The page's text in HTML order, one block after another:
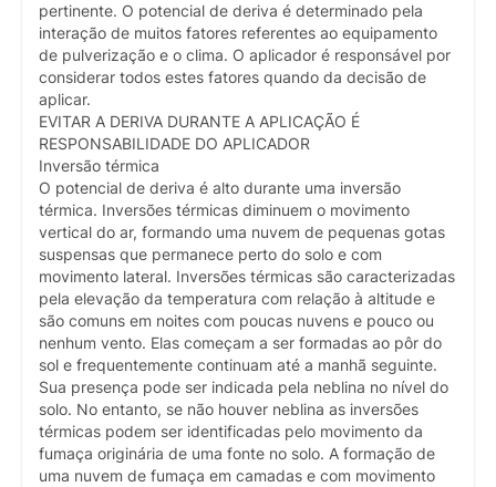
pertinente. O potencial de deriva é determinado pela
interação de muitos fatores referentes ao equipamento
de pulverização e o clima. O aplicador é responsável por
considerar todos estes fatores quando da decisão de
aplicar.
EVITAR A DERIVA DURANTE A APLICAÇÃO É
RESPONSABILIDADE DO APLICADOR
Inversão térmica
O potencial de deriva é alto durante uma inversão
térmica. Inversões térmicas diminuem o movimento
vertical do ar, formando uma nuvem de pequenas gotas
suspensas que permanece perto do solo e com
movimento lateral. Inversões térmicas são caracterizadas
pela elevação da temperatura com relação à altitude e
são comuns em noites com poucas nuvens e pouco ou
nenhum vento. Elas começam a ser formadas ao pôr do
sol e frequentemente continuam até a manhã seguinte.
Sua presença pode ser indicada pela neblina no nível do
solo. No entanto, se não houver neblina as inversões
térmicas podem ser identificadas pelo movimento da
fumaça originária de uma fonte no solo. A formação de
uma nuvem de fumaça em camadas e com movimento